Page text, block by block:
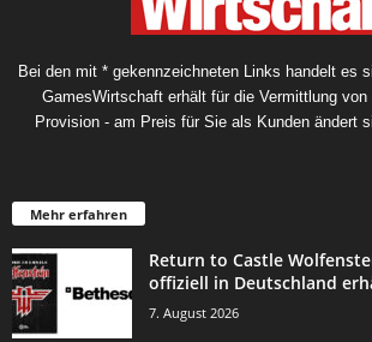
Bei den mit * gekennzeichneten Links handelt es
GamesWirtschaft erhält für die Vermittlung
Provision - am Preis für Sie als Kunden ändert
Mehr erfahren
Return to Castle
offiziell in Deutschland
7. August 2026